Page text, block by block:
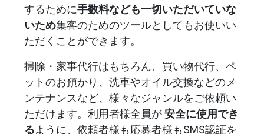
するために手数料なども一切いただいていな
いため集客のためのツールとしてもお使いい
ただくことができます。
掃除・家事代行はもちろん、買い物代行、ペ
ットのお預かり、洗車やオイル交換などのメ
ンテナンスなど、様々なジャンルをご依頼い
ただけます。利用者様全員が安全に使用でき
るように、依頼者様も応募者様もSMS認証を